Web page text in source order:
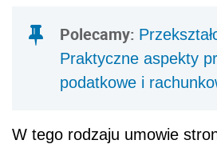
Polecamy:
Praktyczne aspekty
podatkowe i
W tego rodzaju umowie